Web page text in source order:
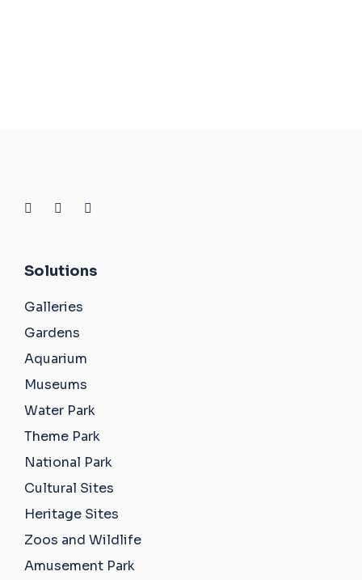
Solutions
Galleries
Gardens
Aquarium
Museums
Water Park
Theme Park
National Park
Cultural Sites
Heritage Sites
Zoos and Wildlife
Amusement Park